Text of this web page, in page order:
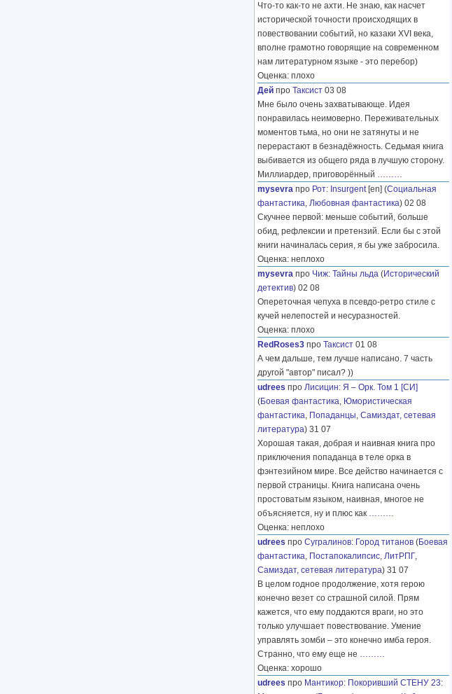
Что-то как-то не ахти. Не знаю, как насчет
исторической точности происходящих в
повествовании событий, но казаки XVI века,
вполне грамотно говорящие на современном
нам литературном языке - это перебор)
Оценка: плохо
Дей про Таксист 03 08
Мне было очень захватывающе. Идея
понравилась неимоверно. Переживательных
моментов тьма, но они не затянуты и не
перерастают в безнадёжность. Седьмая книга
выбивается из общего ряда в лучшую сторону.
Миллиардер, приговорённый ………
mysevra про Рот: Insurgent[en] (Социальная
фантастика, Любовная фантастика) 02 08
Скучнее первой: меньше событий, больше
обид, рефлексии и претензий. Если бы с этой
книги начиналась серия, я бы уже забросила.
Оценка: неплохо
mysevra про Чиж: Тайны льда (Исторический
детектив) 02 08
Опереточная чепуха в псевдо-ретро стиле с
кучей нелепостей и несуразностей.
Оценка: плохо
RedRoses3 про Таксист 01 08
А чем дальше, тем лучше написано. 7 часть
другой "автор" писал? ))
udrees про Лисицин: Я – Орк. Том 1 [СИ]
(Боевая фантастика, Юмористическая
фантастика, Попаданцы, Самиздат, сетевая
литература) 31 07
Хорошая такая, добрая и наивная книга про
приключения попаданца в теле орка в
фэнтезийном мире. Все действо начинается с
первой страницы. Книга написана очень
простоватым языком, наивная, многое не
объясняется, ну и плюс как ………
Оценка: неплохо
udrees про Сугралинов: Город титанов (Боевая
фантастика, Постапокалипсис, ЛитРПГ,
Самиздат, сетевая литература) 31 07
В целом годное продолжение, хотя герою
конечно везет со страшной силой. Прям
кажется, что ему поддаются враги, но это
только улучшает повествование. Умение
управлять зомби – это конечно имба героя.
Странно, что ему еще не ………
Оценка: хорошо
udrees про Мантикор: Покоривший СТЕНУ 23: